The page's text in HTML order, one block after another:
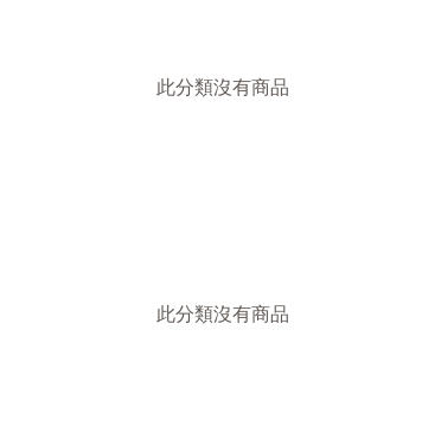
此分類沒有商品
此分類沒有商品